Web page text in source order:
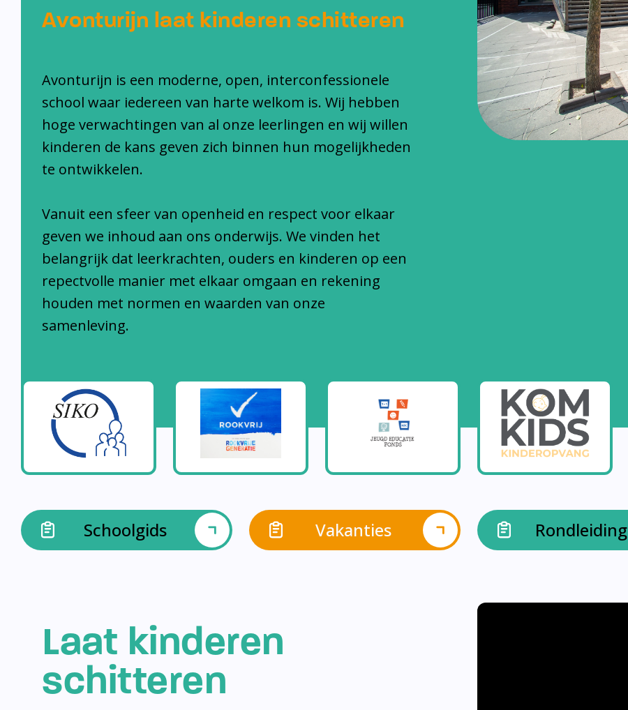
Avonturijn laat kinderen schitteren
Avonturijn is een moderne, open, interconfessionele
school waar iedereen van harte welkom is. Wij hebben
hoge verwachtingen van al onze leerlingen en wij willen
kinderen de kans geven zich binnen hun mogelijkheden
te ontwikkelen.
Vanuit een sfeer van openheid en respect voor elkaar
geven we inhoud aan ons onderwijs. We vinden het
belangrijk dat leerkrachten, ouders en kinderen op een
repectvolle manier met elkaar omgaan en rekening
houden met normen en waarden van onze
samenleving.
Schoolgids Vakanties Rondleiding
Laat kinderen
schitteren